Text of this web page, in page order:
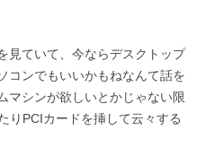
見ていて、今ならデスクトップ
コンでもいいかもねなんて話を
マシンが欲しいとかじゃない限
りPCIカードを挿して云々する